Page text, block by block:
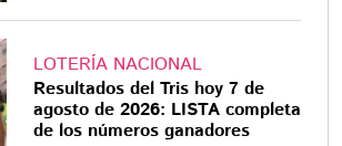
LOTERÍA NACIONAL
Resultados del Tris hoy 7 de
agosto de 2026: LISTA completa
de los números ganadores